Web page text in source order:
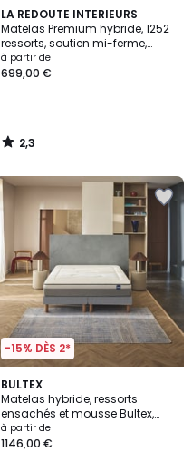
LA REDOUTE INTERIEURS
Matelas Premium hybride, 1252
ressorts, soutien mi-ferme,
accueil moelleux
à partir de
699,00 €
2,3
/ 5
2,3
/
-15% DÈS 2*
BULTEX
Matelas hybride, ressorts
ensachés et mousse Bultex,
soutien ferme, RESTORE
à partir de
1146,00 €